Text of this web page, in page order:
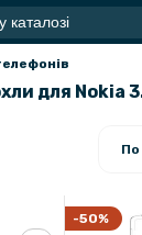
для Nokia
По
-50%